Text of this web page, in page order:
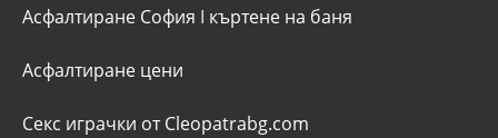
Асфалтиране София I къртене на баня
Асфалтиране цени
Секс играчки от Cleopatrabg.com